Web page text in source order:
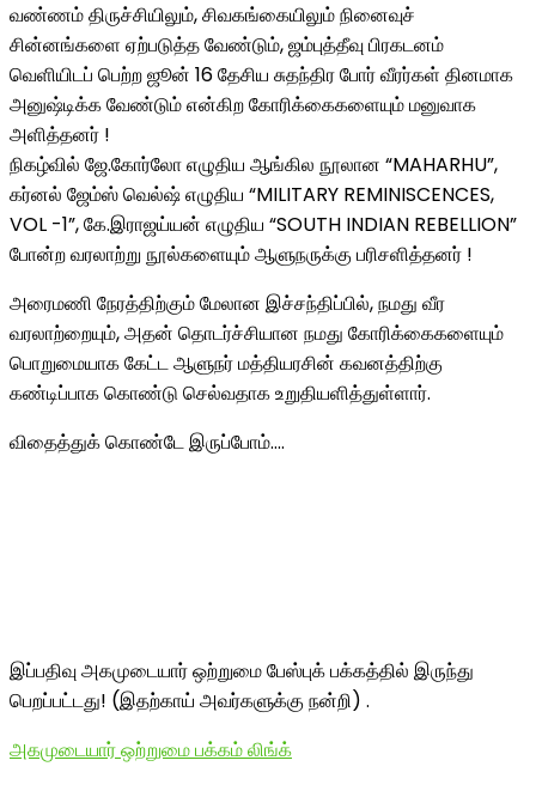
வண்ணம் திருச்சியிலும், சிவகங்கையிலும் நினைவுச்
சின்னங்களை ஏற்படுத்த வேண்டும், ஜம்புத்தீவு பிரகடனம்
வெளியிடப் பெற்ற ஜூன் 16 தேசிய சுதந்திர போர் வீரர்கள் தினமாக
அனுஷ்டிக்க வேண்டும் என்கிற கோரிக்கைகளையும் மனுவாக
அளித்தனர் !
நிகழ்வில் ஜே.கோர்லோ எழுதிய ஆங்கில நூலான “MAHARHU”,
கர்னல் ஜேம்ஸ் வெல்ஷ் எழுதிய “MILITARY REMINISCENCES,
VOL -1”, கே.இராஜய்யன் எழுதிய “SOUTH INDIAN REBELLION”
போன்ற வரலாற்று நூல்களையும் ஆளுநருக்கு பரிசளித்தனர் !
அரைமணி நேரத்திற்கும் மேலான இச்சந்திப்பில், நமது வீர
வரலாற்றையும், அதன் தொடர்ச்சியான நமது கோரிக்கைகளையும்
பொறுமையாக கேட்ட ஆளுநர் மத்தியரசின் கவனத்திற்கு
கண்டிப்பாக கொண்டு செல்வதாக உறுதியளித்துள்ளார்.
விதைத்துக் கொண்டே இருப்போம்….
இப்பதிவு அகமுடையார் ஒற்றுமை பேஸ்புக் பக்கத்தில் இருந்து
பெறப்பட்டது! (இதற்காய் அவர்களுக்கு நன்றி) .
அகமுடையார் ஒற்றுமை பக்கம் லிங்க்